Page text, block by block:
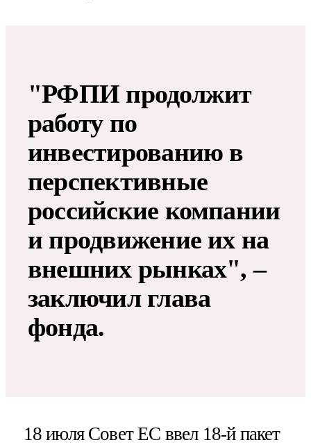
"РФПИ продолжит
работу по
инвестированию в
перспективные
российские компании
и продвижение их на
внешних рынках", –
заключил глава
фонда.
18 июля Совет ЕС ввел 18-й пакет